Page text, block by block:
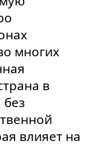
многих
в
влияет на